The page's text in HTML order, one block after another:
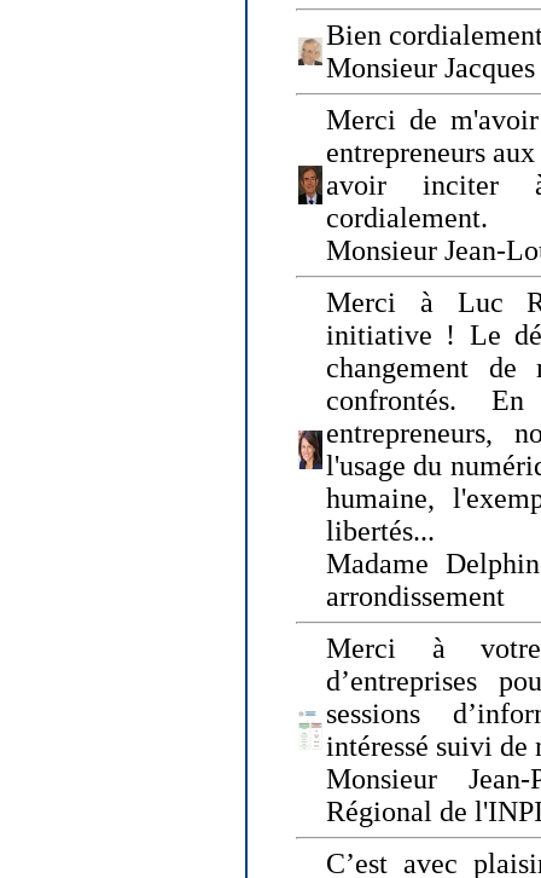
Bien
Monsieur
Merci de
entrepreneurs
avoir inciter
cordialement.
Monsieur Jean-
Merci à Luc
initiative ! Le
changement de
confrontés.
entrepreneurs,
l'usage du
humaine,
libertés...
Madame
arrondissement
Merci à
d’entreprises
sessions
intéressé suivi de
Monsieur
Régional de
C’est avec